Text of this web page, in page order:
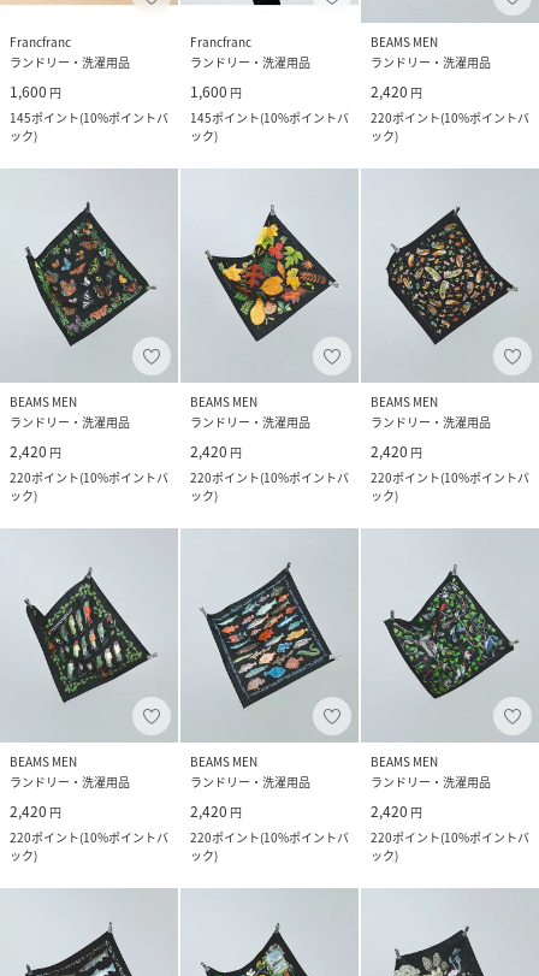
Francfranc
ランドリー・洗濯用品
1,600 円
145ポイント(10%ポイントバ
ック)
Francfranc
ランドリー・洗濯用品
1,600 円
145ポイント(10%ポイントバ
ック)
BEAMS MEN
ランドリー・洗濯用品
2,420 円
220ポイント(10%ポイントバ
ック)
BEAMS MEN
ランドリー・洗濯用品
2,420 円
220ポイント(10%ポイントバ
ック)
BEAMS MEN
ランドリー・洗濯用品
2,420 円
220ポイント(10%ポイントバ
ック)
BEAMS MEN
ランドリー・洗濯用品
2,420 円
220ポイント(10%ポイントバ
ック)
BEAMS MEN
ランドリー・洗濯用品
2,420 円
220ポイント(10%ポイントバ
ック)
BEAMS MEN
ランドリー・洗濯用品
2,420 円
220ポイント(10%ポイントバ
ック)
BEAMS MEN
ランドリー・洗濯用品
2,420 円
220ポイント(10%ポイントバ
ック)